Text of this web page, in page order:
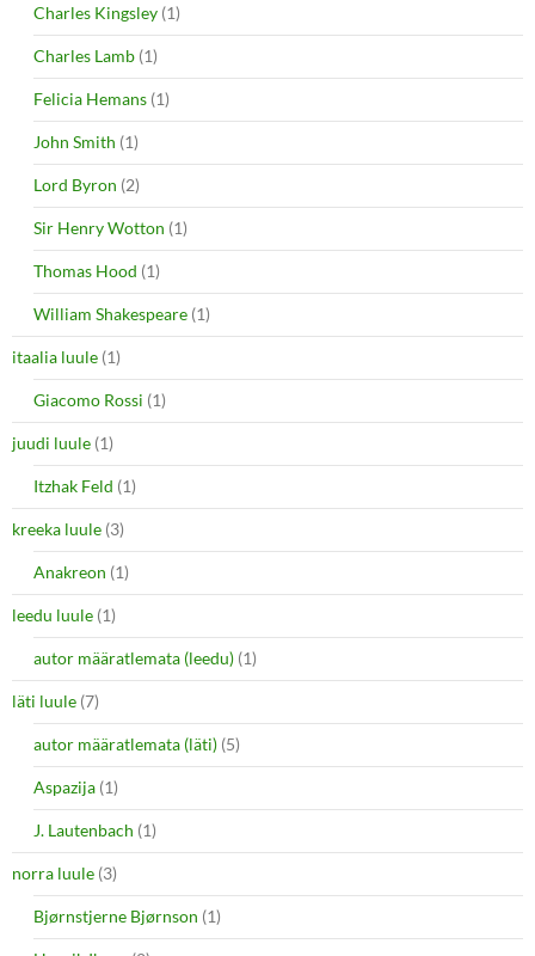
Charles Kingsley (1)
Charles Lamb (1)
Felicia Hemans (1)
John Smith (1)
Lord Byron (2)
Sir Henry Wotton (1)
Thomas Hood (1)
William Shakespeare (1)
itaalia luule (1)
Giacomo Rossi (1)
juudi luule (1)
Itzhak Feld (1)
kreeka luule (3)
Anakreon (1)
leedu luule (1)
autor määratlemata (leedu) (1)
läti luule (7)
autor määratlemata (läti) (5)
Aspazija (1)
J. Lautenbach (1)
norra luule (3)
Bjørnstjerne Bjørnson (1)